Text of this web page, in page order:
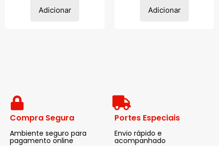
Adicionar Adicionar
Compra Segura
Ambiente seguro para
pagamento online
Portes Especiais
Envio rápido e
acompanhado